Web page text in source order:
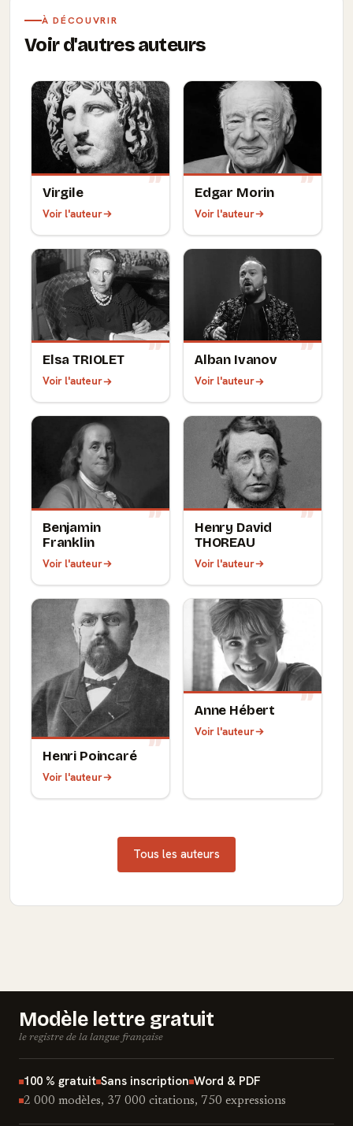
À DÉCOUVRIR
Voir d'autres auteurs
Virgile
Voir l'auteur
Edgar Morin
Voir l'auteur
Elsa TRIOLET
Voir l'auteur
Alban Ivanov
Voir l'auteur
Benjamin
Franklin
Voir l'auteur
Henry David
THOREAU
Voir l'auteur
Henri Poincaré
Voir l'auteur
Anne Hébert
Voir l'auteur
Tous les auteurs
Modèle lettre gratuit
le registre de la langue française
100 % gratuit Sans inscription Word & PDF
2 000 modèles, 37 000 citations, 750 expressions